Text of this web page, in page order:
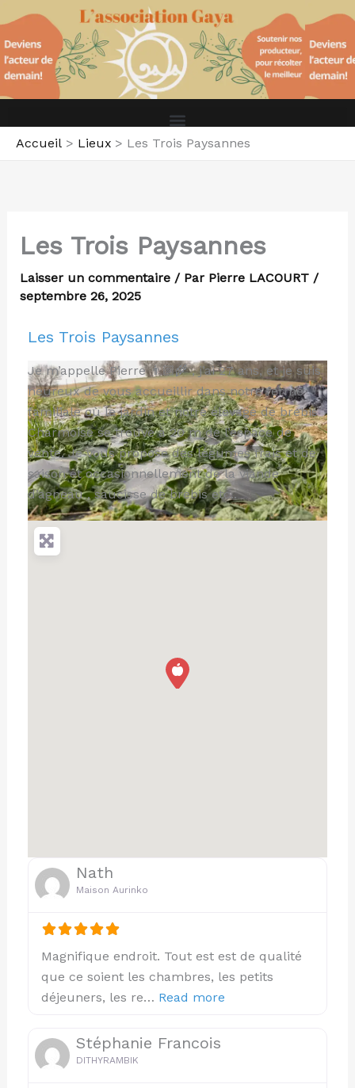
au
contenu
Accueil Lieux Les Trois Paysannes
Les Trois Paysannes
Laisser un commentaire / Par Pierre LACOURT /
septembre 26, 2025
Les Trois Paysannes
Je m’appelle Pierre 👨🏼‍🌾 , j’ai 27 ans, et je suis
heureux de vous accueillir dans notre ferme
familiale où le jardin et notre élevage de brebis
Charmoise se trouve à 20 m de l’espace de
vente. Je vous propose des légumes frais et de
saison et occasionnellement de la viande
d’agneau , saucisse de brebis etc..
Nath
Maison Aurinko
Magnifique endroit. Tout est est de qualité
que ce soient les chambres, les petits
déjeuners, les re… Read moreabout this listing
Stéphanie Francois
DITHYRAMBIK